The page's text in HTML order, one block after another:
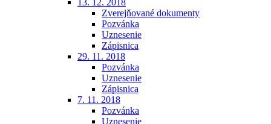
13. 12. 2018
Zverejňované dokumenty
Pozvánka
Uznesenie
Zápisnica
29. 11. 2018
Pozvánka
Uznesenie
Zápisnica
7. 11. 2018
Pozvánka
Uznesenie